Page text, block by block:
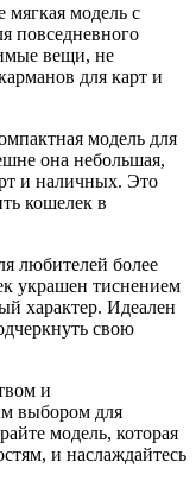
мягкая модель с
повседневного
вещи, не
для карт и
модель для
она небольшая,
и наличных. Это
кошелек в
любителей более
украшен тиснением
характер. Идеален
свою
и
выбором для
модель, которая
и наслаждайтесь